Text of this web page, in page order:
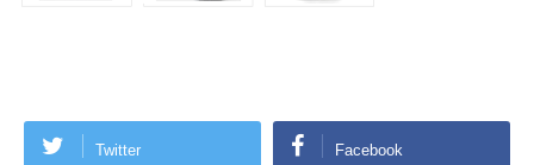
Twitter Facebook